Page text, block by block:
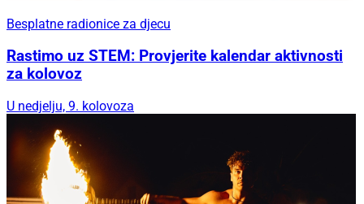
Besplatne radionice za djecu
Rastimo uz STEM: Provjerite kalendar aktivnosti
za kolovoz
U nedjelju, 9. kolovoza